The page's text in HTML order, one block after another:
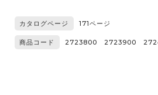
カタログページ 171ページ
商品コード 2723800 2723900